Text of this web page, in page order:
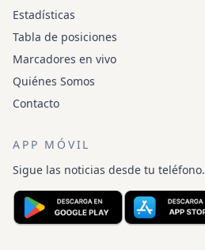
Estadísticas
Tabla de posiciones
Marcadores en vivo
Quiénes Somos
Contacto
APP MÓVIL
Sigue las noticias desde tu teléfono.